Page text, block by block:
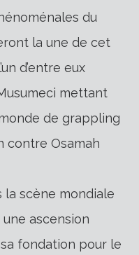
du
la une de cet
d’entre eux
mettant
de grappling
contre Osamah
la scène mondiale
ascension
fondation pour le